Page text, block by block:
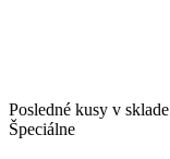
Posledné kusy v sklade
Špeciálne